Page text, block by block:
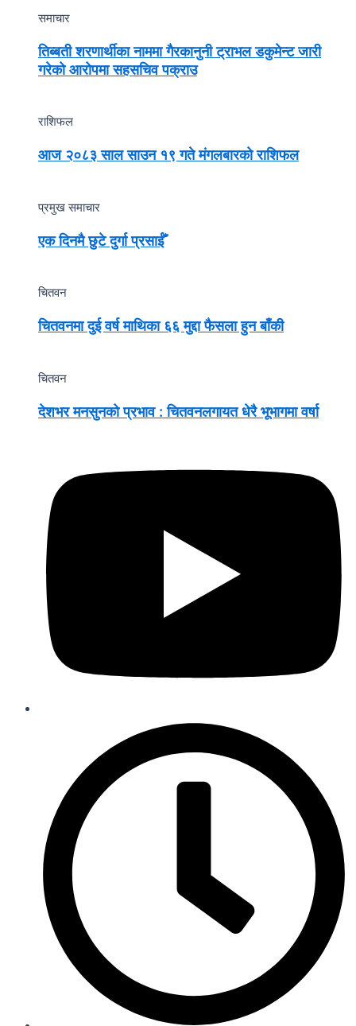
समाचार
तिब्बती शरणार्थीका नाममा गैरकानुनी ट्राभल डकुमेन्ट जारी
गरेको आरोपमा सहसचिव पक्राउ
राशिफल
आज २०८३ साल साउन १९ गते मंगलबारको राशिफल
प्रमुख समाचार
एक दिनमै छुटे दुर्गा प्रसाईँ
चितवन
चितवनमा दुई वर्ष माथिका ६६ मुद्दा फैसला हुन बाँकी
चितवन
देशभर मनसुनको प्रभाव : चितवनलगायत धेरै भूभागमा वर्षा